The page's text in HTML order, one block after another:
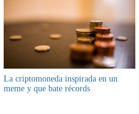
La criptomoneda inspirada en un
meme y que bate récords